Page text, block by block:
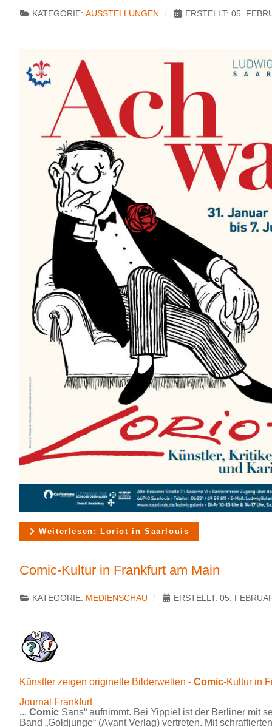
KATEGORIE: AUSSTELLUNGEN ERSTELLT: 05.
Weiterlesen: Loriot in Saarlouis
Comic-Kultur in Frankfurt am Main
KATEGORIE: MEDIENSCHAU ERSTELLT: 05.
Künstler zeigen originelle Bilderwelten - Comic-Kultur in
Journal Frankfurt
... Comic Sans“ aufnimmt. Bei Yippie! ist der Berliner mit
Band „Goldjunge“ (Avant Verlag) vertreten. Mit